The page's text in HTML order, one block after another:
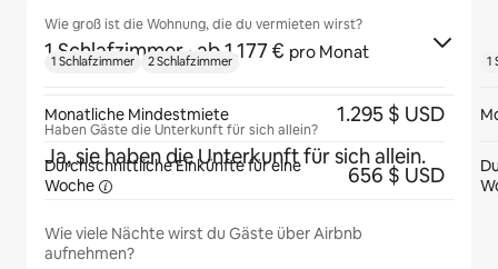
Wie groß ist die Wohnung, die du vermieten wirst?
1 Schlafzimmer · ab 1.177 € pro Monat
Haben Gäste die Unterkunft für sich allein?
Ja, sie haben die Unterkunft für sich allein.
Wie viele Nächte wirst du Gäste über Airbnb
aufnehmen?
1 Schlafzimmer 2 Schlafzimmer
Monatliche Mindestmiete 1.295 $ USD
Durchschnittliche Einkünfte für eine
Woche
656 $ USD
1